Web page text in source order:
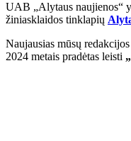
UAB „Alytaus naujienos“
žiniasklaidos tinklapių
Naujausias mūsų
2024 metais pradėtas leisti